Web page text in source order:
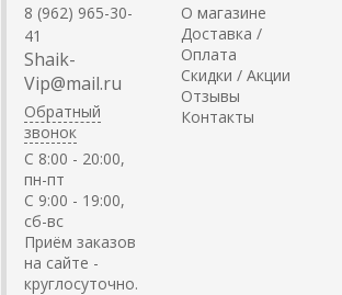
8 (962) 965-30-
41
Shaik-
Vip@mail.ru
Обратный
звонок
C 8:00 - 20:00,
пн-пт
С 9:00 - 19:00,
сб-вс
Приём заказов
на сайте -
круглосуточно.
О магазине
Доставка /
Оплата
Скидки / Акции
Отзывы
Контакты